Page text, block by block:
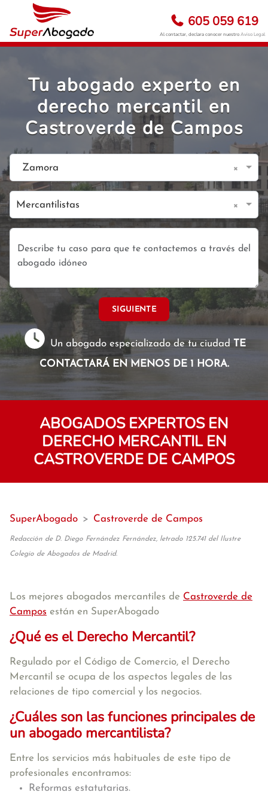
605 059 619
Al contactar, declara conocer nuestroAviso Legal
Tu abogado experto en
derecho mercantil en
Castroverde de Campos
Zamora ×
Mercantilistas ×
SIGUIENTE
Un abogado especializado de tu ciudadTE
CONTACTARÁ EN MENOS DE 1 HORA.
ABOGADOS EXPERTOS EN
DERECHO MERCANTIL EN
CASTROVERDE DE CAMPOS
SuperAbogado > Castroverde de Campos
Redacción de D. Diego Fernández Fernández, letrado 125.741 del Ilustre
Colegio de Abogados de Madrid.
Los mejores abogados mercantiles de Castroverde de
Campos están en SuperAbogado
¿Qué es el Derecho Mercantil?
Regulado por el Código de Comercio, el Derecho
Mercantil se ocupa de los aspectos legales de las
relaciones de tipo comercial y los negocios.
¿Cuáles son las funciones principales de
un abogado mercantilista?
Entre los servicios más habituales de este tipo de
profesionales encontramos:
Reformas estatutarias.